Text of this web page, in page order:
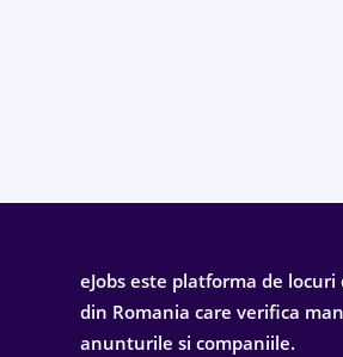
eJobs este platforma de locuri
din Romania care verifica
anunturile si companiile.